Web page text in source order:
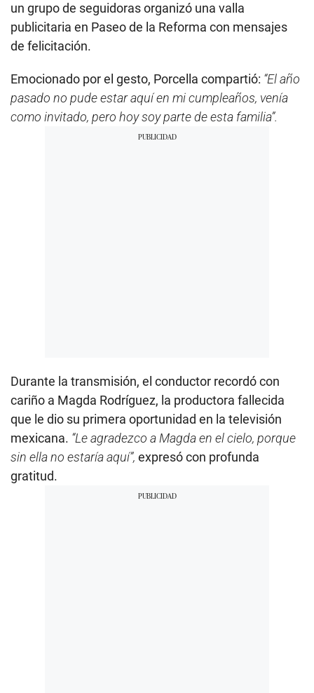
un grupo de seguidoras organizó una valla
publicitaria en Paseo de la Reforma con mensajes
de felicitación.
Emocionado por el gesto, Porcella compartió: “El año
pasado no pude estar aquí en mi cumpleaños, venía
como invitado, pero hoy soy parte de esta familia”.
Durante la transmisión, el conductor recordó con
cariño a Magda Rodríguez, la productora fallecida
que le dio su primera oportunidad en la televisión
mexicana. “Le agradezco a Magda en el cielo, porque
sin ella no estaría aquí”, expresó con profunda
gratitud.